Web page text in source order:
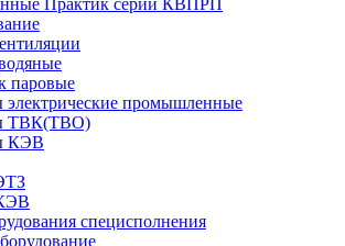
Практик серии КВПРП
паровые
электрические промышленные
ТВК(ТВО)
КЭВ
специсполнения